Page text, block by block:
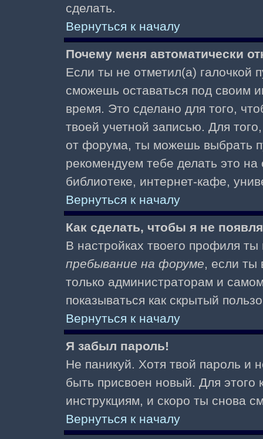
сделать.
Вернуться к началу
Почему меня автоматически
Если ты не отметил(а) галочкой
сможешь оставаться под своим
время. Это сделано для того,
твоей учетной записью. Для
от форума, ты можешь выбрать
рекомендуем тебе делать это
библиотеке, интернет-кафе,
Вернуться к началу
Как сделать, чтобы я не
В настройках твоего профиля
пребывание на форуме, если
только администраторам и
показываться как скрытый
Вернуться к началу
Я забыл пароль!
Не паникуй. Хотя твой пароль и
быть присвоен новый. Для этого
инструкциям, и скоро ты снова
Вернуться к началу